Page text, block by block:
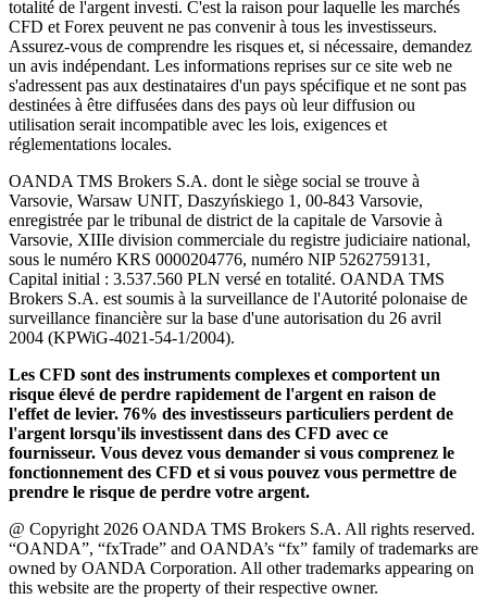
totalité de l'argent investi. C'est la raison pour laquelle les marchés
CFD et Forex peuvent ne pas convenir à tous les investisseurs.
Assurez-vous de comprendre les risques et, si nécessaire, demandez
un avis indépendant. Les informations reprises sur ce site web ne
s'adressent pas aux destinataires d'un pays spécifique et ne sont pas
destinées à être diffusées dans des pays où leur diffusion ou
utilisation serait incompatible avec les lois, exigences et
réglementations locales.
OANDA TMS Brokers S.A. dont le siège social se trouve à
Varsovie, Warsaw UNIT, Daszyńskiego 1, 00-843 Varsovie,
enregistrée par le tribunal de district de la capitale de Varsovie à
Varsovie, XIIIe division commerciale du registre judiciaire national,
sous le numéro KRS 0000204776, numéro NIP 5262759131,
Capital initial : 3.537.560 PLN versé en totalité. OANDA TMS
Brokers S.A. est soumis à la surveillance de l'Autorité polonaise de
surveillance financière sur la base d'une autorisation du 26 avril
2004 (KPWiG-4021-54-1/2004).
Les CFD sont des instruments complexes et comportent un
risque élevé de perdre rapidement de l'argent en raison de
l'effet de levier. 76% des investisseurs particuliers perdent de
l'argent lorsqu'ils investissent dans des CFD avec ce
fournisseur. Vous devez vous demander si vous comprenez le
fonctionnement des CFD et si vous pouvez vous permettre de
prendre le risque de perdre votre argent.
@ Copyright 2026 OANDA TMS Brokers S.A. All rights reserved.
“OANDA”, “fxTrade” and OANDA’s “fx” family of trademarks are
owned by OANDA Corporation. All other trademarks appearing on
this website are the property of their respective owner.